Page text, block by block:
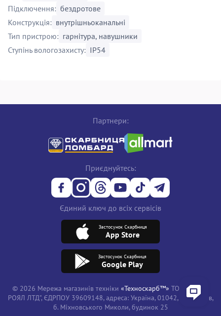
Підключення: бездротове
Конструкція: внутрішньоканальні
Тип пристрою: гарнітура, навушники
Ступінь вологозахисту: IP54
Партнери:
Приєднуйтесь:
Єдиний ключ до всіх сервісів
Застосунок Скарбниця
App Store
Застосунок Скарбниця
Google Play
© 2026 Мережа магазинів техніки «Техноскарб™» ТОВ "ТРЕЙД
РОЯЛ ЛТД", ЄДРПОУ 39609148, адреса: Україна, 01042, місто Київ,
б. Міхновського Миколи, будинок 25